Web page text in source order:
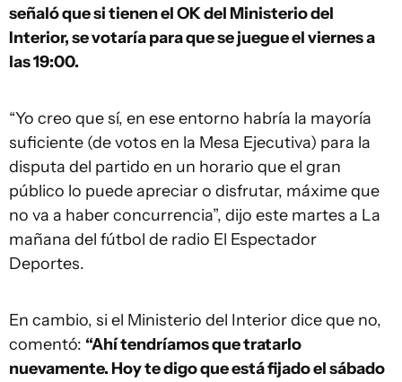
señaló que si tienen el OK del Ministerio del
Interior, se votaría para que se juegue el viernes a
las 19:00.
“Yo creo que sí, en ese entorno habría la mayoría
suficiente (de votos en la Mesa Ejecutiva) para la
disputa del partido en un horario que el gran
público lo puede apreciar o disfrutar, máxime que
no va a haber concurrencia”, dijo este martes a La
mañana del fútbol de radio El Espectador
Deportes.
En cambio, si el Ministerio del Interior dice que no,
comentó: “Ahí tendríamos que tratarlo
nuevamente. Hoy te digo que está fijado el sábado